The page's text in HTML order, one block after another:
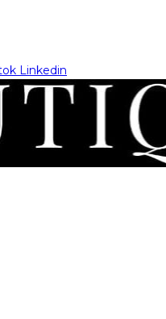
Linkedin